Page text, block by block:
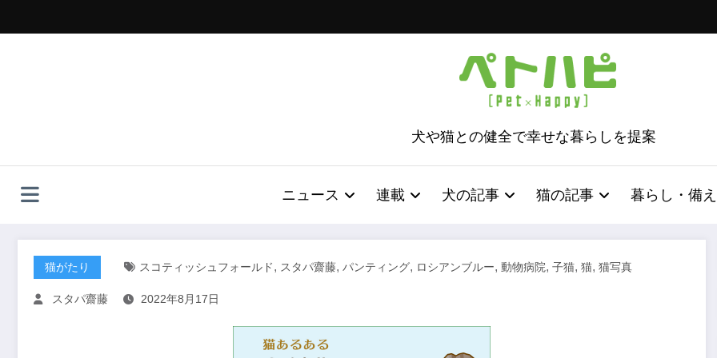
ッ
犬や猫との健全で幸せな暮らしを提案
ニュース 連載 犬の記事 猫の記事 暮らし・備え
猫がたり スコティッシュフォールド, スタパ齋藤, パンティング, ロシアンブルー, 動物病院, 子猫, 猫, 猫写真
スタパ齋藤 2022年8月17日